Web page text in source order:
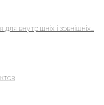
внутрішніх і зовнішніх...